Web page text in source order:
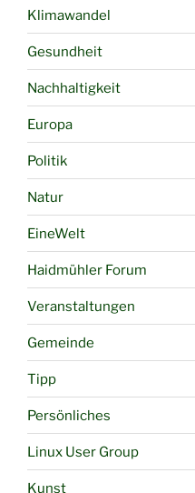
Klimawandel
Gesundheit
Nachhaltigkeit
Europa
Politik
Natur
EineWelt
Haidmühler Forum
Veranstaltungen
Gemeinde
Tipp
Persönliches
Linux User Group
Kunst